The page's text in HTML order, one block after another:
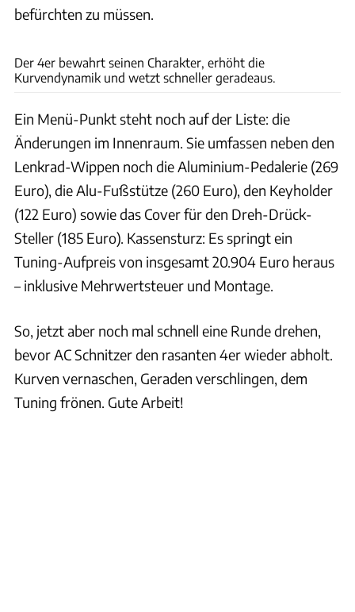
befürchten zu müssen.
Der 4er bewahrt seinen Charakter, erhöht die
Kurvendynamik und wetzt schneller geradeaus.
Ein Menü-Punkt steht noch auf der Liste: die
Änderungen im Innenraum. Sie umfassen neben den
Lenkrad-Wippen noch die Aluminium-Pedalerie (269
Euro), die Alu-Fußstütze (260 Euro), den Keyholder
(122 Euro) sowie das Cover für den Dreh-Drück-
Steller (185 Euro). Kassensturz: Es springt ein
Tuning-Aufpreis von insgesamt 20.904 Euro heraus
– inklusive Mehrwertsteuer und Montage.
So, jetzt aber noch mal schnell eine Runde drehen,
bevor AC Schnitzer den rasanten 4er wieder abholt.
Kurven vernaschen, Geraden verschlingen, dem
Tuning frönen. Gute Arbeit!